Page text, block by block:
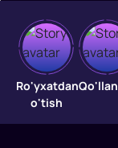
ko'di
Terrorchi
Ro'yxatdan
o'tish